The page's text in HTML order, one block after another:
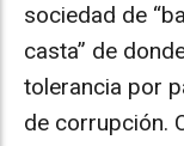
sociedad de
casta” de
tolerancia por
de corrupción.